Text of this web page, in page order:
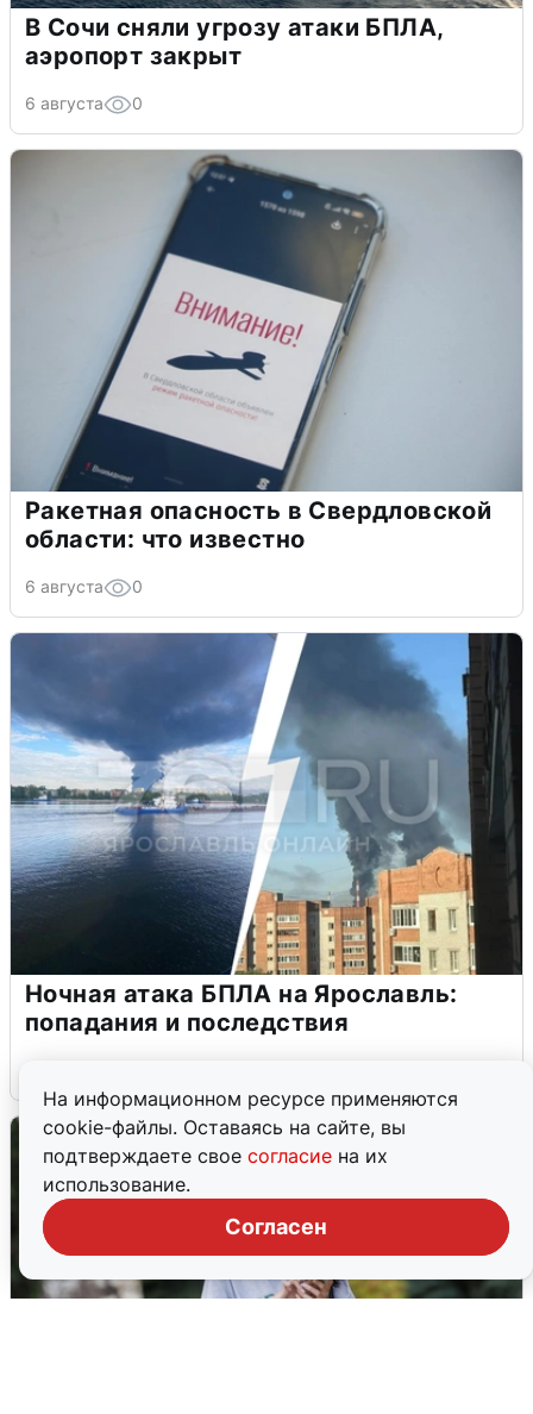
На информационном ресурсе применяются
cookie-файлы. Оставаясь на сайте, вы
подтверждаете свое согласие на их
использование.
Согласен
В Сочи сняли угрозу атаки БПЛА,
аэропорт закрыт
6 августа 0
Ракетная опасность в Свердловской
области: что известно
6 августа 0
Ночная атака БПЛА на Ярославль:
попадания и последствия